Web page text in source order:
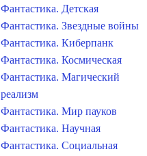
Фантастика. Детская
Фантастика. Звездные войны
Фантастика. Киберпанк
Фантастика. Космическая
Фантастика. Магический
реализм
Фантастика. Мир пауков
Фантастика. Научная
Фантастика. Социальная